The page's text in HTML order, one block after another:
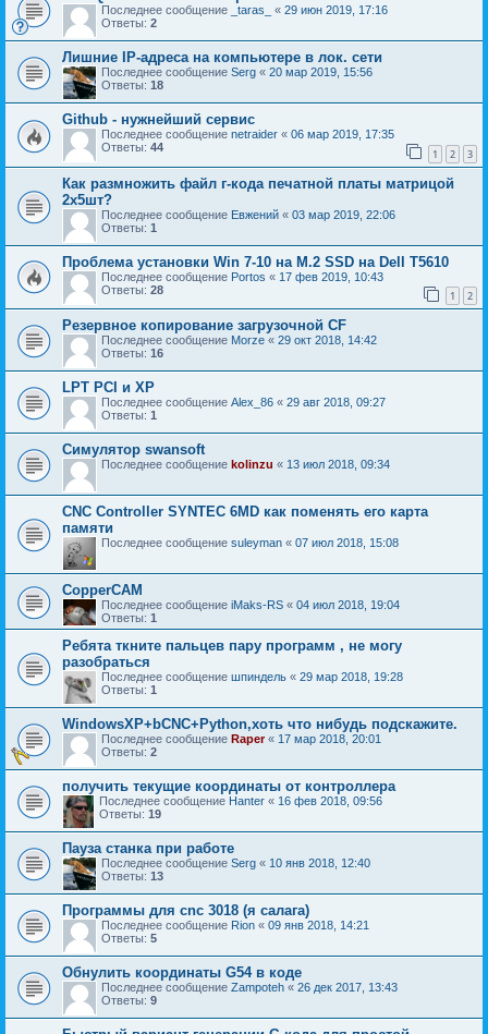
Последнее сообщение _taras_ « 29 июн 2019, 17:16
Ответы: 2
Лишние IP-адреса на компьютере в лок. сети
Последнее сообщение Serg « 20 мар 2019, 15:56
Ответы: 18
Github - нужнейший сервис
Последнее сообщение netraider « 06 мар 2019, 17:35
Ответы: 44 1 2 3
Как размножить файл г-кода печатной платы матрицой
2х5шт?
Последнее сообщение Евжений « 03 мар 2019, 22:06
Ответы: 1
Проблема установки Win 7-10 на M.2 SSD на Dell T5610
Последнее сообщение Portos « 17 фев 2019, 10:43
Ответы: 28 1 2
Резервное копирование загрузочной CF
Последнее сообщение Morze « 29 окт 2018, 14:42
Ответы: 16
LPT PCI и ХР
Последнее сообщение Alex_86 « 29 авг 2018, 09:27
Ответы: 1
Симулятор swansoft
Последнее сообщение kolinzu « 13 июл 2018, 09:34
CNC Controller SYNTEC 6MD как поменять его карта
памяти
Последнее сообщение suleyman « 07 июл 2018, 15:08
CopperCAM
Последнее сообщение iMaks-RS « 04 июл 2018, 19:04
Ответы: 1
Ребята ткните пальцев пару программ , не могу
разобраться
Последнее сообщение шпиндель « 29 мар 2018, 19:28
Ответы: 1
WindowsXP+bCNC+Python,хоть что нибудь подскажите.
Последнее сообщение Raper« 17 мар 2018, 20:01
Ответы: 2
получить текущие координаты от контроллера
Последнее сообщение Hanter « 16 фев 2018, 09:56
Ответы: 19
Пауза станка при работе
Последнее сообщение Serg « 10 янв 2018, 12:40
Ответы: 13
Программы для cnc 3018 (я салага)
Последнее сообщение Rion « 09 янв 2018, 14:21
Ответы: 5
Обнулить координаты G54 в коде
Последнее сообщение Zampoteh « 26 дек 2017, 13:43
Ответы: 9